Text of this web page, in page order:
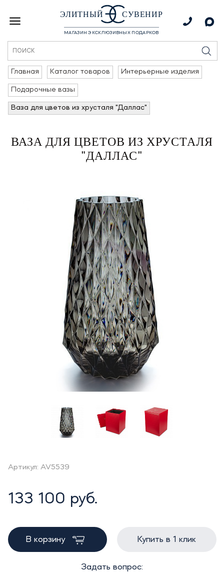
ЭЛИТНЫЙ СУВЕНИР
МАГАЗИН ЭКСКЛЮЗИВНЫХ ПОДАРКОВ
Главная Каталог товаров Интерьерные изделия
Подарочные вазы
Ваза для цветов из хрусталя "Даллас"
ВАЗА ДЛЯ ЦВЕТОВ ИЗ ХРУСТАЛЯ
"ДАЛЛАС"
Артикул: AV5539
133 100 руб.
В корзину Купить в 1 клик
Задать вопрос: